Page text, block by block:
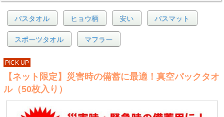
バスタオル ヒョウ柄 安い バスマット
スポーツタオル マフラー
PICK UP
【ネット限定】災害時の備蓄に最適！真空パックタオ
ル（50枚入り）